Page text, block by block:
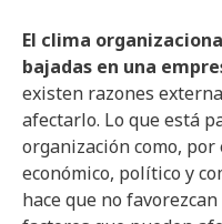
El clima
bajadas en una
existen razones
afectarlo. Lo que está
organización como,
económico, político y
hace que no